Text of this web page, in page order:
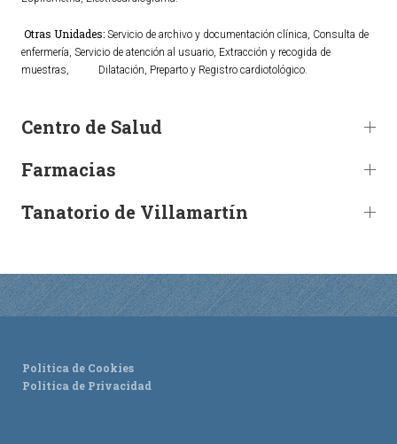
Entorno
Callejero
Otras Unidades: Servicio de archivo y documentación clínica, Consulta de
enfermería, Servicio de atención al usuario, Extracción y recogida de
muestras, Dilatación, Preparto y Registro cardiotológico.
Centro de Salud
Farmacias
Tanatorio de Villamartín
Política de Cookies
Política de Privacidad